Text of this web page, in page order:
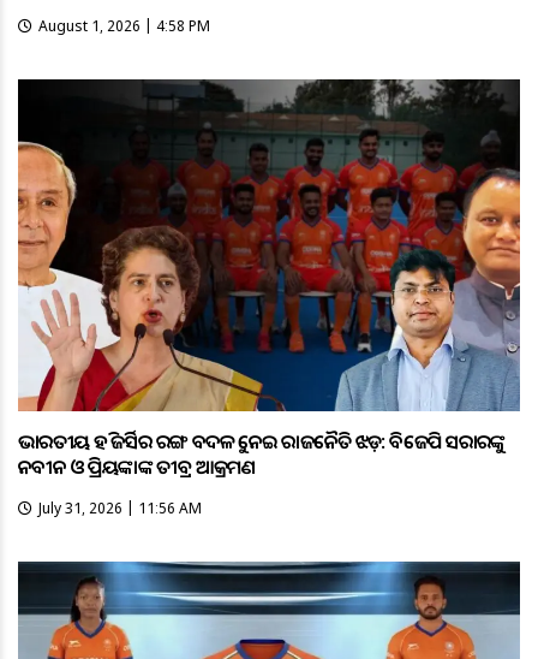
August 1, 2026 | 4:58 PM
ଭାରତୀୟ ହକି ଜର୍ସିର ରଙ୍ଗ ବଦଳକୁ ନେଇ ରାଜନୈତିକ ଝଡ଼: ବିଜେପି ସରକାରଙ୍କୁ
ନବୀନ ଓ ପ୍ରିୟଙ୍କାଙ୍କ ତୀବ୍ର ଆକ୍ରମଣ
July 31, 2026 | 11:56 AM